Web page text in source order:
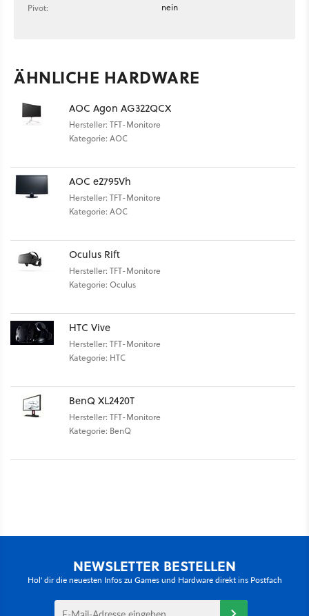
Pivot:
nein
ÄHNLICHE HARDWARE
AOC Agon AG322QCX
Hersteller: TFT-Monitore
Kategorie: AOC
AOC e2795Vh
Hersteller: TFT-Monitore
Kategorie: AOC
Oculus Rift
Hersteller: TFT-Monitore
Kategorie: Oculus
HTC Vive
Hersteller: TFT-Monitore
Kategorie: HTC
BenQ XL2420T
Hersteller: TFT-Monitore
Kategorie: BenQ
NEWSLETTER BESTELLEN
Hol' dir die neuesten Infos zu Games und Hardware direkt ins Postfach